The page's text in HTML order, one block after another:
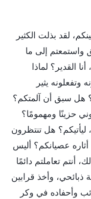
لقد بذلت الكثير
واستمعتم إلى ما
القدير؟ لماذا
وتفعلونه يثير
هل سبق أن آلمتكم؟
حزينًا ومهمومًا؟
هل تنتظرون
عصيانكم؟ أليس
أنتم تعاملتم دائمًا
ذبائحي، وأخذ قرابين
وأحفاده في وكر